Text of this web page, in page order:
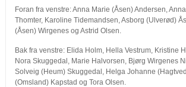
Foran fra venstre: Anna Marie (Åsen) Andersen,
Thomter, Karoline Tidemandsen, Asborg (Ulverød)
(Åsen) Wirgenes og Astrid Olsen.
Bak fra venstre: Elida Holm, Hella Vestrum, Kristine
Nora Skuggedal, Marie Halvorsen, Bjørg Wirgenes
Solveig (Heum) Skuggedal, Helga Johanne
(Omsland) Kapstad og Tora Olsen.